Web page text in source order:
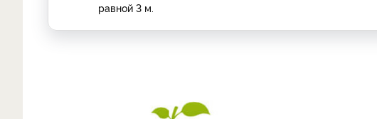
равной 3 м.